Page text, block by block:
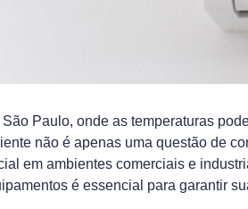
São Paulo, onde as temperaturas
não é apenas uma questão de
em ambientes comerciais e
é essencial para garantir